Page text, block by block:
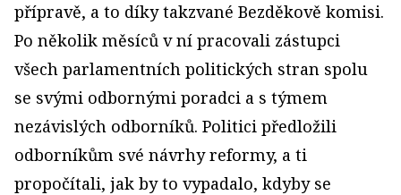
přípravě, a to díky takzvané Bezděkově komisi.
Po několik měsíců v ní pracovali zástupci
všech parlamentních politických stran spolu
se svými odbornými poradci a s týmem
nezávislých odborníků. Politici předložili
odborníkům své návrhy reformy, a ti
propočítali, jak by to vypadalo, kdyby se